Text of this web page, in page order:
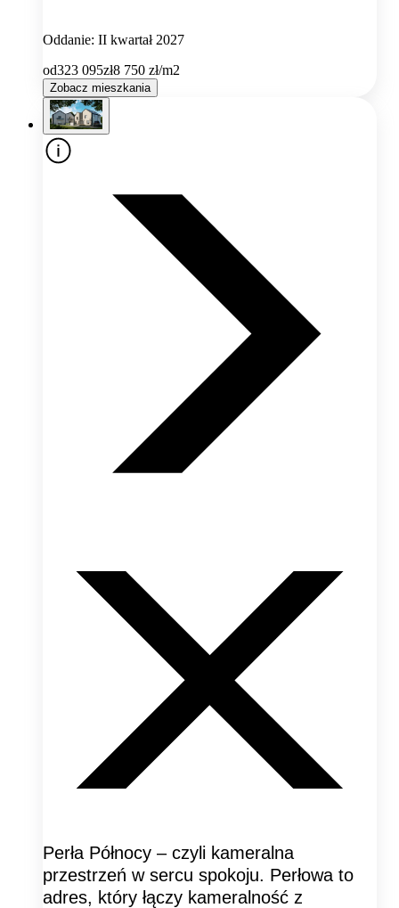
Oddanie: II kwartał 2027
od323 095zł8 750 zł/m2
Zobacz mieszkania
Perła Północy – czyli kameralna
przestrzeń w sercu spokoju. Perłowa to
adres, który łączy kameralność z